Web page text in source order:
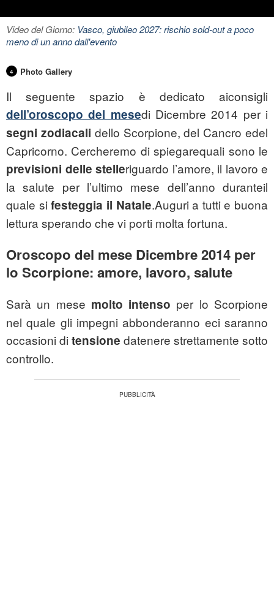
Video del Giorno: Vasco, giubileo 2027: rischio sold-out a poco
meno di un anno dall'evento
4 Photo Gallery
Il seguente spazio è dedicato aiconsigli
dell’oroscopo del mesedi Dicembre 2014 per i
segni zodiacali dello Scorpione, del Cancro edel
Capricorno. Cercheremo di spiegarequali sono le
previsioni delle stelleriguardo l’amore, il lavoro e
la salute per l’ultimo mese dell’anno duranteil
quale sifesteggia il Natale.Auguri a tutti e buona
lettura sperando che vi porti molta fortuna.
Oroscopo del mese Dicembre 2014 per
lo Scorpione: amore, lavoro, salute
Sarà un mese molto intenso per lo Scorpione
nel quale gli impegni abbonderanno eci saranno
occasioni di tensione datenere strettamente sotto
controllo.